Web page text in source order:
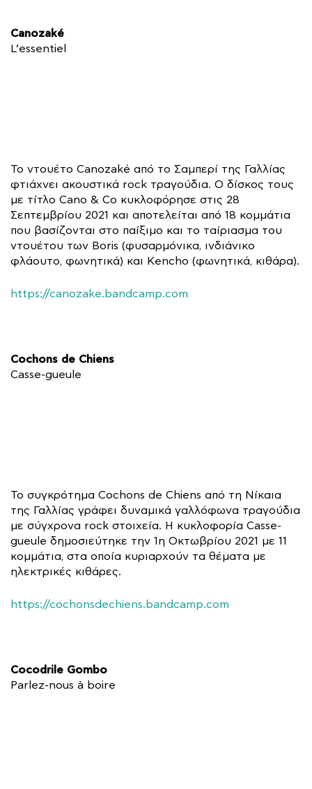
Canozaké
L’essentiel
Το ντουέτο Canozaké από το Σαμπερί της Γαλλίας
φτιάχνει ακουστικά rock τραγούδια. Ο δίσκος τους
με τίτλο Cano & Co κυκλοφόρησε στις 28
Σεπτεμβρίου 2021 και αποτελείται από 18 κομμάτια
που βασίζονται στο παίξιμο και το ταίριασμα του
ντουέτου των Boris (φυσαρμόνικα, ινδιάνικο
φλάουτο, φωνητικά) και Kencho (φωνητικά, κιθάρα).
https://canozake.bandcamp.com
Cochons de Chiens
Casse-gueule
Το συγκρότημα Cochons de Chiens από τη Νίκαια
της Γαλλίας γράφει δυναμικά γαλλόφωνα τραγούδια
με σύγχρονα rock στοιχεία. Η κυκλοφορία Casse-
gueule δημοσιεύτηκε την 1η Οκτωβρίου 2021 με 11
κομμάτια, στα οποία κυριαρχούν τα θέματα με
ηλεκτρικές κιθάρες.
https://cochonsdechiens.bandcamp.com
Cocodrile Gombo
Parlez-nous à boire